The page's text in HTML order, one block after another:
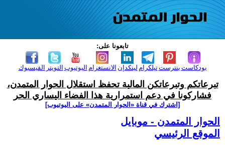
تابعونا على:
الفيسبوك التويتر اليوتيوب الانستغرام لينكدإن تيلكرامبنترست بودكاست
تبرعاتكم وتبرعاتكن المالية تحفظ استقلال الحوار المتمدن،
فشاركونا في دعم استمرارية هذا الفضاء اليساري الحر
[اشترك في قناة ‫«الحوار المتمدن» على اليوتيوب]
الحوار المتمدن - موبايل
الموقع الرئيسي